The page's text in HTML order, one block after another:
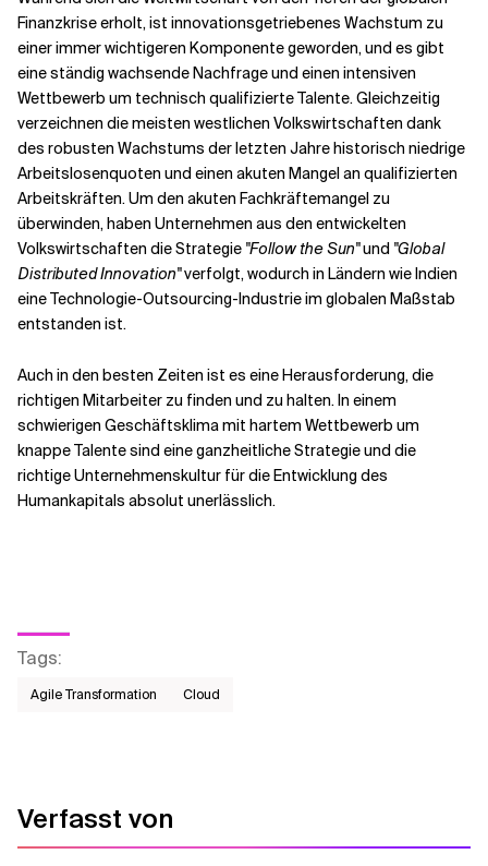
Finanzkrise erholt, ist innovationsgetriebenes Wachstum zu
einer immer wichtigeren Komponente geworden, und es gibt
eine ständig wachsende Nachfrage und einen intensiven
Wettbewerb um technisch qualifizierte Talente. Gleichzeitig
verzeichnen die meisten westlichen Volkswirtschaften dank
des robusten Wachstums der letzten Jahre historisch niedrige
Arbeitslosenquoten und einen akuten Mangel an qualifizierten
Arbeitskräften. Um den akuten Fachkräftemangel zu
überwinden, haben Unternehmen aus den entwickelten
Volkswirtschaften die Strategie "Follow the Sun"und "Global
Distributed Innovation"verfolgt, wodurch in Ländern wie Indien
eine Technologie-Outsourcing-Industrie im globalen Maßstab
entstanden ist.
Auch in den besten Zeiten ist es eine Herausforderung, die
richtigen Mitarbeiter zu finden und zu halten. In einem
schwierigen Geschäftsklima mit hartem Wettbewerb um
knappe Talente sind eine ganzheitliche Strategie und die
richtige Unternehmenskultur für die Entwicklung des
Humankapitals absolut unerlässlich.
Tags:
Agile Transformation Cloud
Verfasst von